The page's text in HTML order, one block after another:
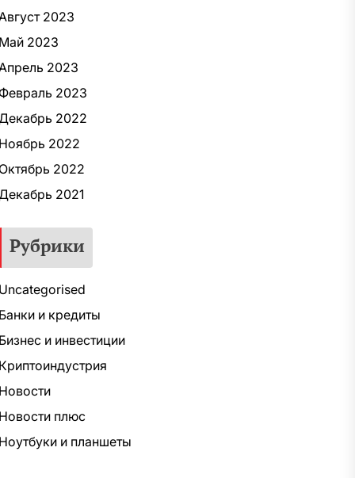
2023
Май 2023
2023
Февраль 2023
2022
Ноябрь 2022
Октябрь 2022
2021
Рубрики
Uncategorised
Банки и кредиты
Бизнес и инвестиции
Криптоиндустрия
Новости
Новости плюс
Ноутбуки и планшеты